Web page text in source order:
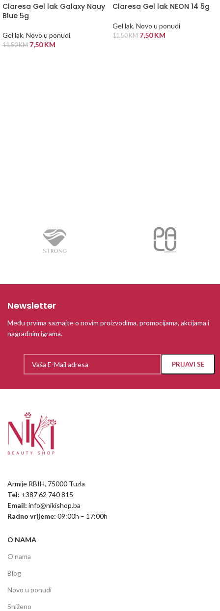
Claresa Gel lak Galaxy Nauy
Blue 5g
Gel lak, Novo u ponudi
11,50KM 7,50KM
Claresa Gel lak NEON 14 5g
Gel lak, Novo u ponudi
11,50KM 7,50KM
Newsletter
Među prvima saznajte o novim proizvodima, promocijama, akcijama i
nagradnim igrama.
Armije RBIH, 75000 Tuzla
Tel: +387 62 740 815
Email: info@nikishop.ba
Radno vrijeme: 09:00h – 17:00h
O NAMA
O nama
Blog
Novo u ponudi
Sniženo